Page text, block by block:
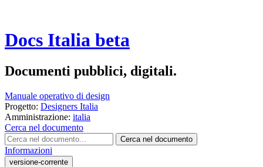
Docs Italia beta
Documenti pubblici, digitali.
Manuale operativo di design
Progetto: Designers Italia
Amministrazione: italia
Cerca nel documento
Cerca nel documento
Informazioni
versione-corrente